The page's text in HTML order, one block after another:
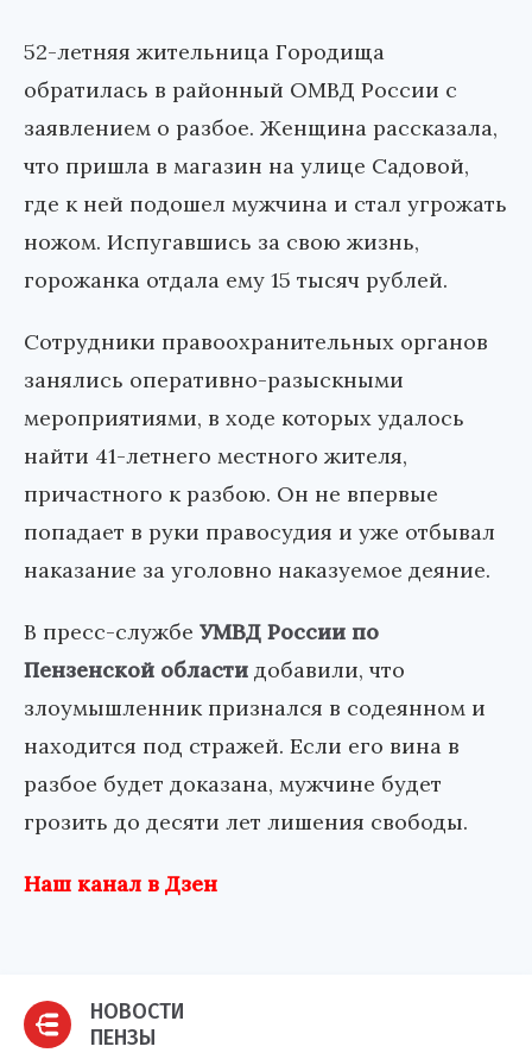
52-летняя жительница Городища
обратилась в районный ОМВД России с
заявлением о разбое. Женщина рассказала,
что пришла в магазин на улице Садовой,
где к ней подошел мужчина и стал угрожать
ножом. Испугавшись за свою жизнь,
горожанка отдала ему 15 тысяч рублей.
Сотрудники правоохранительных органов
занялись оперативно-разыскными
мероприятиями, в ходе которых удалось
найти 41-летнего местного жителя,
причастного к разбою. Он не впервые
попадает в руки правосудия и уже отбывал
наказание за уголовно наказуемое деяние.
В пресс-службе УМВД России по
Пензенской области добавили, что
злоумышленник признался в содеянном и
находится под стражей. Если его вина в
разбое будет доказана, мужчине будет
грозить до десяти лет лишения свободы.
Наш канал в Дзен
НОВОСТИ
ПЕНЗЫ